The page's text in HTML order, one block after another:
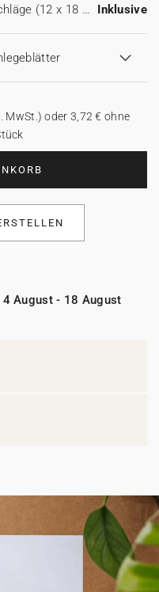
Weiße Umschläge (12 x 18 cm) Inklusive
MwSt.) oder 3,72 € ohne
August - 18 August